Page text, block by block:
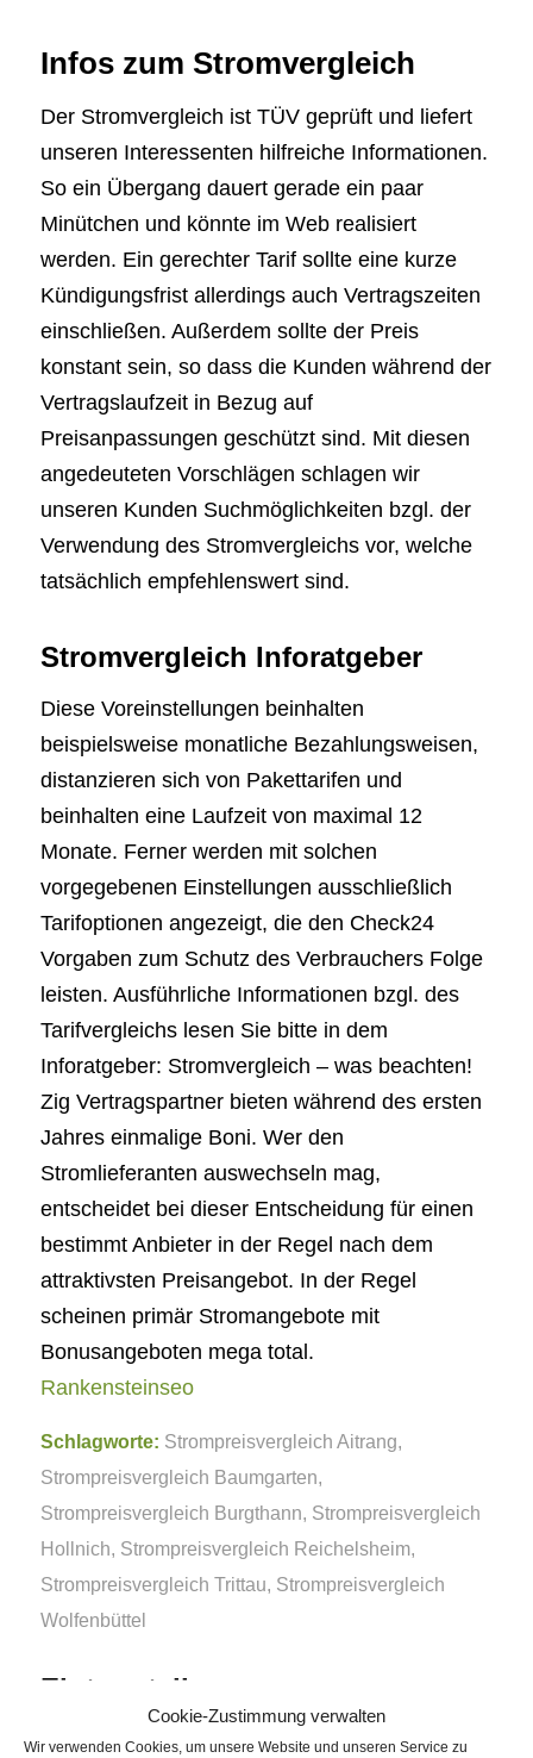
Cookie-Zustimmung verwalten
Wir verwenden Cookies, um unsere Website und unseren Service zu
Infos zum Stromvergleich
Der Stromvergleich ist TÜV geprüft und liefert
unseren Interessenten hilfreiche Informationen.
So ein Übergang dauert gerade ein paar
Minütchen und könnte im Web realisiert
werden. Ein gerechter Tarif sollte eine kurze
Kündigungsfrist allerdings auch Vertragszeiten
einschließen. Außerdem sollte der Preis
konstant sein, so dass die Kunden während der
Vertragslaufzeit in Bezug auf
Preisanpassungen geschützt sind. Mit diesen
angedeuteten Vorschlägen schlagen wir
unseren Kunden Suchmöglichkeiten bzgl. der
Verwendung des Stromvergleichs vor, welche
tatsächlich empfehlenswert sind.
Stromvergleich Inforatgeber
Diese Voreinstellungen beinhalten
beispielsweise monatliche Bezahlungsweisen,
distanzieren sich von Pakettarifen und
beinhalten eine Laufzeit von maximal 12
Monate. Ferner werden mit solchen
vorgegebenen Einstellungen ausschließlich
Tarifoptionen angezeigt, die den Check24
Vorgaben zum Schutz des Verbrauchers Folge
leisten. Ausführliche Informationen bzgl. des
Tarifvergleichs lesen Sie bitte in dem
Inforatgeber: Stromvergleich – was beachten!
Zig Vertragspartner bieten während des ersten
Jahres einmalige Boni. Wer den
Stromlieferanten auswechseln mag,
entscheidet bei dieser Entscheidung für einen
bestimmt Anbieter in der Regel nach dem
attraktivsten Preisangebot. In der Regel
scheinen primär Stromangebote mit
Bonusangeboten mega total.
Rankensteinseo
Schlagworte: Strompreisvergleich Aitrang,
Strompreisvergleich Baumgarten,
Strompreisvergleich Burgthann, Strompreisvergleich
Hollnich, Strompreisvergleich Reichelsheim,
Strompreisvergleich Trittau, Strompreisvergleich
Wolfenbüttel
Eintrag teilen